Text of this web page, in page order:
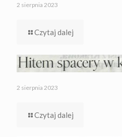
2 sierpnia 2023
Czytaj dalej
2 sierpnia 2023
Czytaj dalej